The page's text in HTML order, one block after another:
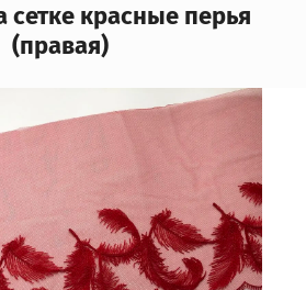
красные перья
(правая)